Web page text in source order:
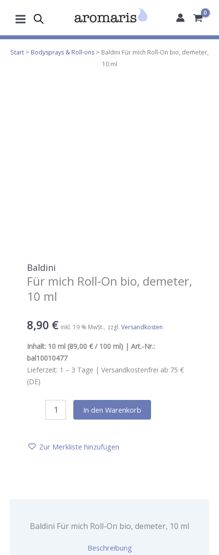
Inhalt
Start > Bodysprays & Roll-ons > Baldini Für mich Roll-On bio, demeter,
10 ml
Baldini
Für mich Roll-On bio, demeter,
10 ml
8,90 € inkl. 19 % MwSt. zzgl. Versandkosten
Inhalt: 10 ml (89,00 € / 100 ml) | Art.-Nr.:
bal10010477
Lieferzeit: 1 – 3 Tage | Versandkostenfrei ab 75 €
(DE)
On
In den Warenkorb
Zur Merkliste hinzufügen
Baldini Für mich Roll-On bio, demeter, 10 ml
Beschreibung